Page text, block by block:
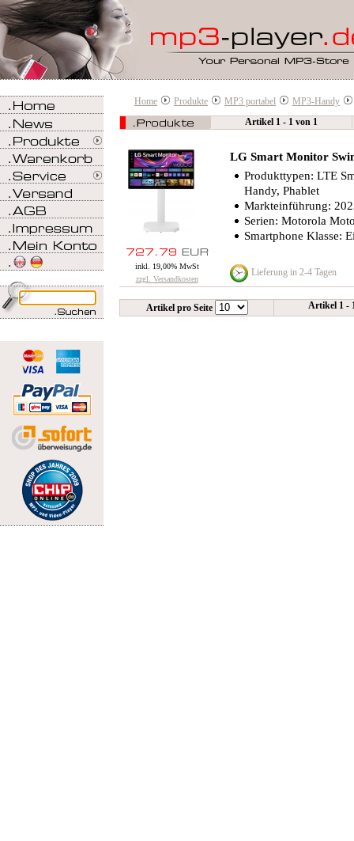
Home Produkte MP3 portabel
MP3-Handy
Artikel 1 - 1 von 1
LG Smart Monitor
Produkttypen: LTE
Handy, Phablet
Markteinführung:
Serien: Motorola
Smartphone Klasse:
inkl. 19,00% MwSt
zzgl. Versandkosten
Lieferung in 2-4 Tagen
Artikel pro Seite Artikel 1 -